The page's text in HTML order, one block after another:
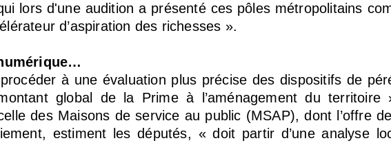
lors d'une audition a présenté ces pôles métropolitains
d’aspiration des richesses ».
à une évaluation plus précise des dispositifs de
global de la Prime à l’aménagement du territoire
des Maisons de service au public (MSAP), dont l’offre
estiment les députés, « doit partir d’une analyse